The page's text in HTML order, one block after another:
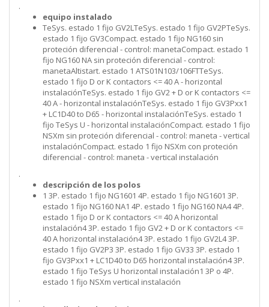
.
equipo instalado
TeSys. estado 1 fijo GV2LTeSys. estado 1 fijo GV2PTeSys.
estado 1 fijo GV3Compact. estado 1 fijo NG160 sin
proteción diferencial - control: manetaCompact. estado 1
fijo NG160 NA sin proteción diferencial - control:
manetaAltistart. estado 1 ATS01N103/106FTTeSys.
estado 1 fijo D or K contactors <= 40 A - horizontal
instalaciónTeSys. estado 1 fijo GV2 + D or K contactors <=
40 A - horizontal instalaciónTeSys. estado 1 fijo GV3Pxx1
+ LC1D40 to D65 - horizontal instalaciónTeSys. estado 1
fijo TeSys U - horizontal instalaciónCompact. estado 1 fijo
NSXm sin proteción diferencial - control: maneta - vertical
instalaciónCompact. estado 1 fijo NSXm con proteción
diferencial - control: maneta - vertical instalación
.
descripción de los polos
1 3P. estado 1 fijo NG1601 4P. estado 1 fijo NG1601 3P.
estado 1 fijo NG160 NA1 4P. estado 1 fijo NG160 NA4 4P.
estado 1 fijo D or K contactors <= 40 A horizontal
instalación4 3P. estado 1 fijo GV2 + D or K contactors <=
40 A horizontal instalación4 3P. estado 1 fijo GV2L4 3P.
estado 1 fijo GV2P3 3P. estado 1 fijo GV33 3P. estado 1
fijo GV3Pxx1 + LC1D40 to D65 horizontal instalación4 3P.
estado 1 fijo TeSys U horizontal instalación1 3P o 4P.
estado 1 fijo NSXm vertical instalación
.